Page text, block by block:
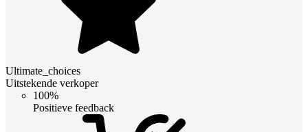
Ultimate_choices
Uitstekende verkoper
100%
Positieve feedback